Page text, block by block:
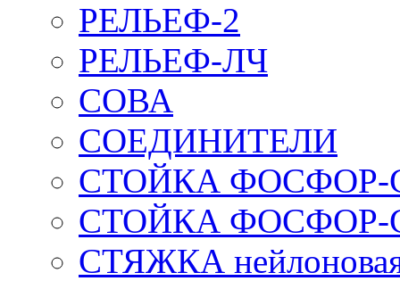
РЕЛЬЕФ-2
РЕЛЬЕФ-ЛЧ
СОВА
СОЕДИНИТЕЛИ
СТОЙКА ФОСФОР-
СТОЙКА ФОСФОР-
СТЯЖКА нейлоновая